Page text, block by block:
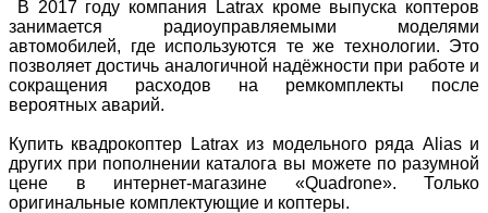
В 2017 году компания Latrax кроме выпуска коптеров
занимается радиоуправляемыми моделями
автомобилей, где используются те же технологии. Это
позволяет достичь аналогичной надёжности при работе и
сокращения расходов на ремкомплекты после
вероятных аварий.
Купить квадрокоптер Latrax из модельного ряда Alias и
других при пополнении каталога вы можете по разумной
цене в интернет-магазине «Quadrone». Только
оригинальные комплектующие и коптеры.